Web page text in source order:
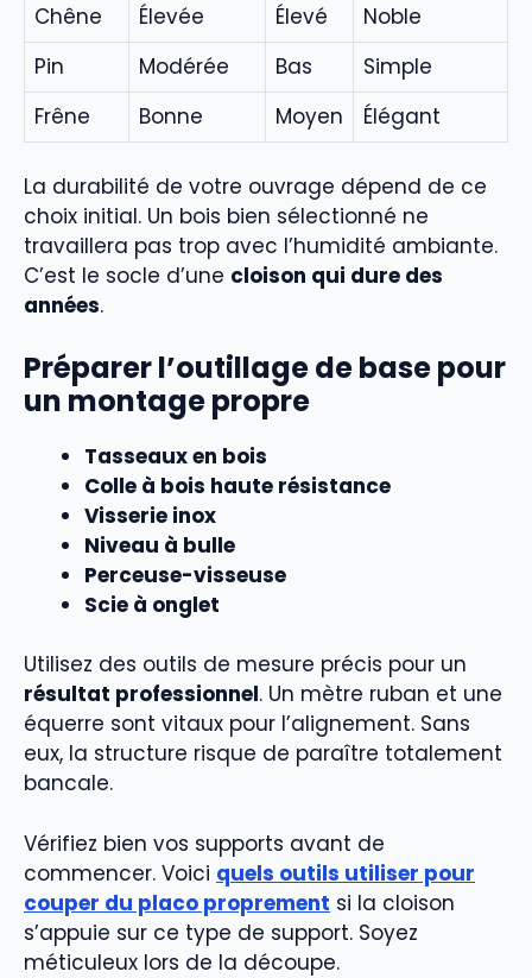
Chêne
Élevée Élevé
Noble
Pin
Modérée Bas
Simple
Frêne
Bonne Moyen Élégant
La durabilité de votre ouvrage dépend de ce
choix initial. Un bois bien sélectionné ne
travaillera pas trop avec l’humidité ambiante.
C’est le socle d’une cloison qui dure des
années.
Préparer l’outillage de base pour
un montage propre
Tasseaux en bois
Colle à bois haute résistance
Visserie inox
Niveau à bulle
Perceuse-visseuse
Scie à onglet
Utilisez des outils de mesure précis pour un
résultat professionnel. Un mètre ruban et une
équerre sont vitaux pour l’alignement. Sans
eux, la structure risque de paraître totalement
bancale.
Vérifiez bien vos supports avant de
commencer. Voici quels outils utiliser pour
couper du placo proprement si la cloison
s’appuie sur ce type de support. Soyez
méticuleux lors de la découpe.